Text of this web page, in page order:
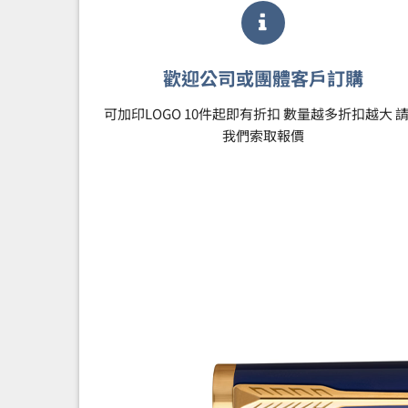
歡迎公司或團體客戶訂購
可加印LOGO 10件起即有折扣 數量越多折扣越大
我們索取報價